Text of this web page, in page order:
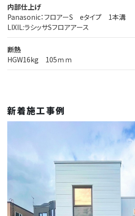
内部仕上げ
Panasonic：フロアーS eタイプ 1本溝
LIXIL:ラシッサSフロアアース
断熱
HGW16kg 105ｍｍ
新着施工事例